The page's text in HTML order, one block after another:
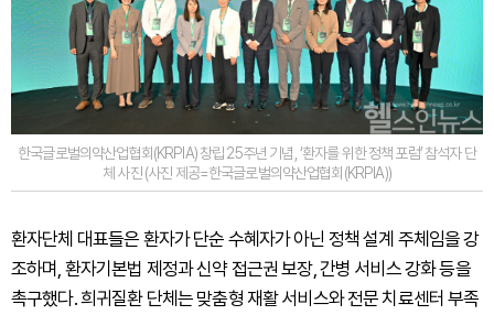
한국글로벌의약산업협회(KRPIA) 창립 25주년 기념, ‘환자를 위한 정책 포럼’ 참석자 단
체 사진 (사진 제공=한국글로벌의약산업협회(KRPIA))
환자단체 대표들은 환자가 단순 수혜자가 아닌 정책 설계 주체임을 강
조하며, 환자기본법 제정과 신약 접근권 보장, 간병 서비스 강화 등을
촉구했다. 희귀질환 단체는 맞춤형 재활 서비스와 전문 치료센터 부족